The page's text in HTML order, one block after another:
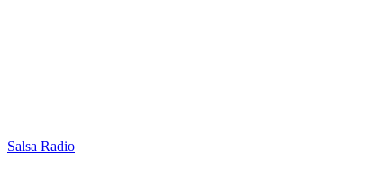
Salsa Radio